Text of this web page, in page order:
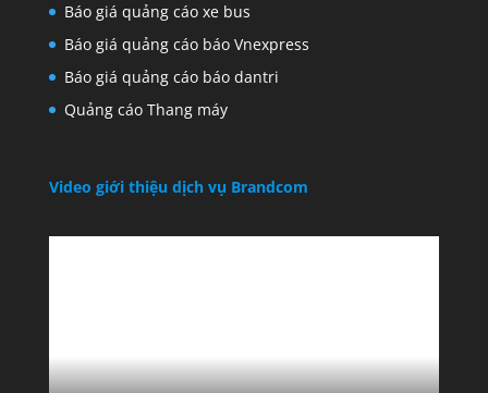
Báo giá quảng cáo xe bus
Báo giá quảng cáo báo Vnexpress
Báo giá quảng cáo báo dantri
Quảng cáo Thang máy
Video giới thiệu dịch vụ Brandcom